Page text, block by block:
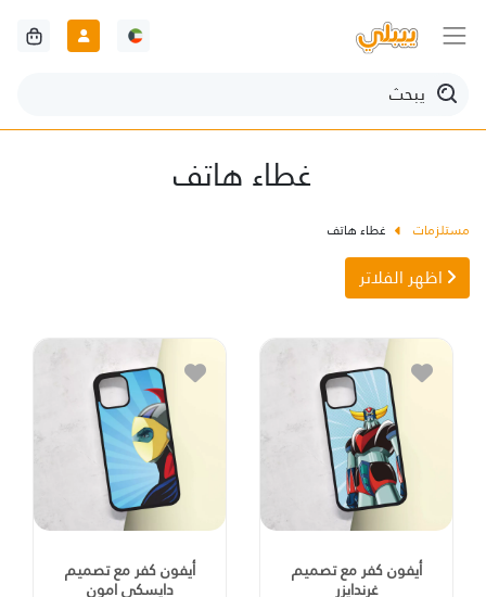
غطاء هاتف
مستلزمات غطاء هاتف
اظهر الفلاتر
أيفون كفر مع تصميم
غرندايزر
أيفون كفر مع تصميم
دايسكي امون